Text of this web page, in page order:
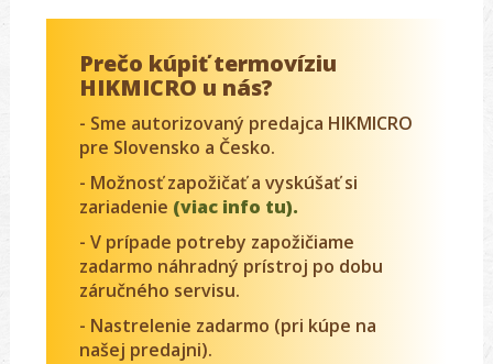
Prečo kúpiť termovíziu
HIKMICRO u nás?
- Sme autorizovaný predajca HIKMICRO
pre Slovensko a Česko.
- Možnosť zapožičať a vyskúšať si
zariadenie (viac info tu).
- V prípade potreby zapožičiame
zadarmo náhradný prístroj po dobu
záručného servisu.
- Nastrelenie zadarmo (pri kúpe na
našej predajni).